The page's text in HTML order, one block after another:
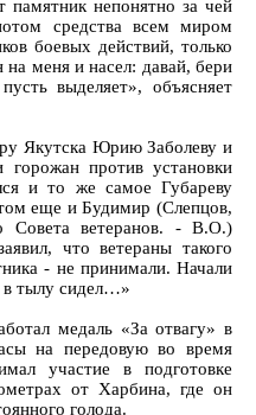
памятник непонятно за чей
средства всем миром
боевых действий, только
меня и насел: давай, бери
выделяет», объясняет
Якутска Юрию Заболеву и
против установки
и то же самое Губареву
еще и Будимир (Слепцов,
Совета ветеранов. - В.О.)
что ветераны такого
- не принимали. Начали
в тылу сидел…»
медаль «За отвагу» в
на передовую во время
участие в подготовке
от Харбина, где он
голода.